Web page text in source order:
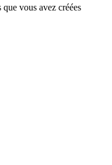
vous avez créées